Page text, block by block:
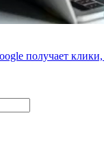
получает